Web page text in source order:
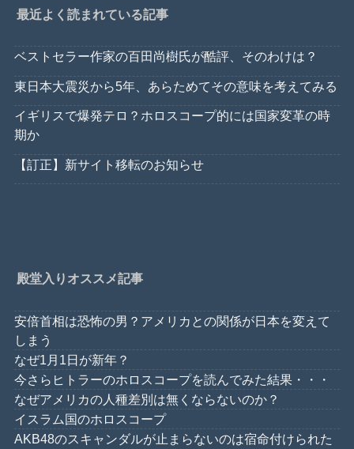
最近よく読まれている記事
ベストセラー作家の百田尚樹氏が酷評、そのわけは？
東日本大震災から5年、あらためてその意味を考えてみる
イギリスで爆発テロ？ホロスコープ的には国家変革の時
期か
【訂正】新サイト移転のお知らせ
殿堂入りオススメ記事
安倍首相は恐怖の男？アメリカとの関係が日本を変えて
しまう
なぜ1月1日が新年？
今さらヒトラーのホロスコープを読んでみた結果・・・
なぜアメリカの人種差別は無くならないのか？
イスラム国のホロスコープ
AKB48のスキャンダルが止まらないのは宿命付けられた